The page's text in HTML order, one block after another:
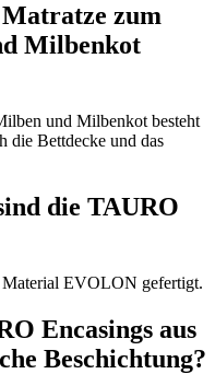
zum
Milbenkot
und Milbenkot besteht
die Bettdecke und das
die TAURO
EVOLON gefertigt.
Encasings aus
Beschichtung?